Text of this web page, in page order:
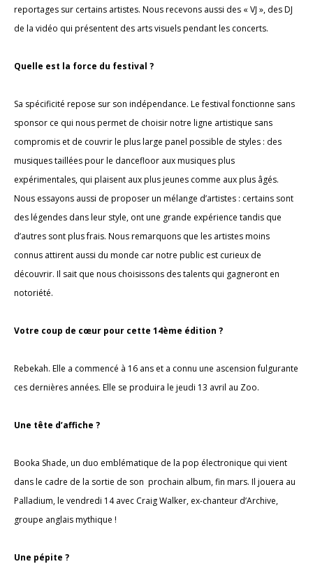
reportages sur certains artistes. Nous recevons aussi des « VJ », des DJ
de la vidéo qui présentent des arts visuels pendant les concerts.
Quelle est la force du festival ?
Sa spécificité repose sur son indépendance. Le festival fonctionne sans
sponsor ce qui nous permet de choisir notre ligne artistique sans
compromis et de couvrir le plus large panel possible de styles : des
musiques taillées pour le dancefloor aux musiques plus
expérimentales, qui plaisent aux plus jeunes comme aux plus âgés.
Nous essayons aussi de proposer un mélange d’artistes : certains sont
des légendes dans leur style, ont une grande expérience tandis que
d’autres sont plus frais. Nous remarquons que les artistes moins
connus attirent aussi du monde car notre public est curieux de
découvrir. Il sait que nous choisissons des talents qui gagneront en
notoriété.
Votre coup de cœur pour cette 14ème édition ?
Rebekah. Elle a commencé à 16 ans et a connu une ascension fulgurante
ces dernières années. Elle se produira le jeudi 13 avril au Zoo.
Une tête d’affiche ?
Booka Shade, un duo emblématique de la pop électronique qui vient
dans le cadre de la sortie de son prochain album, fin mars. Il jouera au
Palladium, le vendredi 14 avec Craig Walker, ex-chanteur d’Archive,
groupe anglais mythique !
Une pépite ?